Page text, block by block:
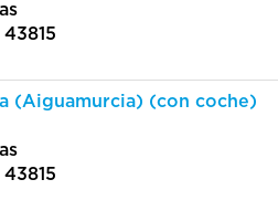
43815
(Aiguamurcia) (con coche)
43815